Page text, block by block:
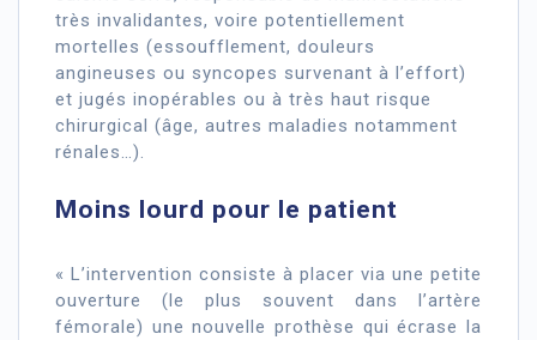
très invalidantes, voire potentiellement
mortelles (essoufflement, douleurs
angineuses ou syncopes survenant à l’effort)
et jugés inopérables ou à très haut risque
chirurgical (âge, autres maladies notamment
rénales…).
Moins lourd pour le patient
« L’intervention consiste à placer via une petite
ouverture (le plus souvent dans l’artère
fémorale) une nouvelle prothèse qui écrase la